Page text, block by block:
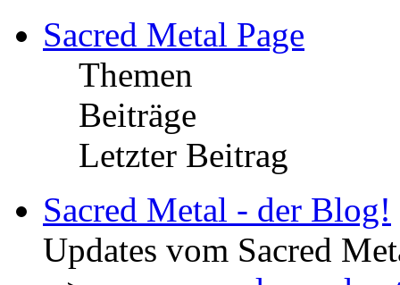
Sacred Metal Page
Themen
Beiträge
Letzter Beitrag
Sacred Metal - der Blog!
Updates vom Sacred